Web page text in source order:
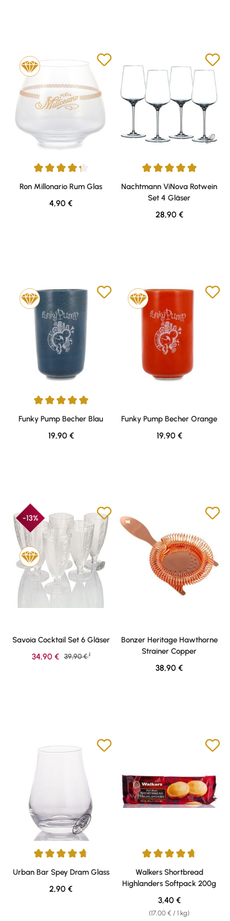
Durchschnittliche Bewertung von 4.25 von 5 Sternen
Ron Millonario Rum Glas
Regulärer Preis:
4,90 €
Durchschnittliche Bewertung
Nachtmann ViNova Rotwein
Set 4 Gläser
Regulärer Preis:
28,90 €
Durchschnittliche Bewertung von 5 von 5 Sternen
Funky Pump Becher Blau
Regulärer Preis:
19,90 €
Funky Pump Becher Orange
Regulärer Preis:
19,90 €
-13%
Savoia Cocktail Set 6 Gläser
Verkaufspreis:
34,90 € Regulärer Preis:
39,90 € 1
Bonzer Heritage Hawthorne
Strainer Copper
Regulärer Preis:
38,90 €
Durchschnittliche Bewertung von 4.85 von 5 Sternen
Urban Bar Spey Dram Glass
Regulärer Preis:
2,90 €
Durchschnittliche Bewertung
Walkers Shortbread
Highlanders Softpack 200g
(17,00 € / 1 kg)
Regulärer Preis:
3,40 €